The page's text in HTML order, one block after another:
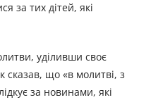
за тих дітей, які
уділивши своє
що «в молитві, з
за новинами, які